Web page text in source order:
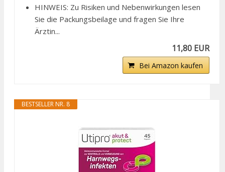
HINWEIS: Zu Risiken und Nebenwirkungen lesen
Sie die Packungsbeilage und fragen Sie Ihre
Ärztin...
11,80 EUR
Bei Amazon kaufen
BESTSELLER NR. 8